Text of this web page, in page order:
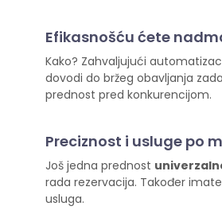
Efikasnošću ćete
Kako? Zahvaljujući
dovodi do bržeg obavljanja
prednost pred konkurencijom.
Preciznost i usluge po
Još jedna prednost
rada rezervacija. Također
usluga.